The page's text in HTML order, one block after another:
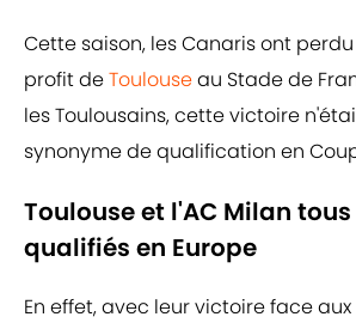
Cette saison, les Canaris ont
profit deToulouseau Stade de
les Toulousains, cette victoire
synonyme de qualification en
Toulouse et l'AC Milan
qualifiés en Europe
En effet, avec leur victoire face